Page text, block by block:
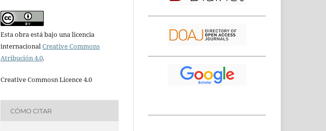
Esta obra está bajo una licencia
internacionalCreative Commons
Atribución 4.0.
Creative Commosn Licence 4.0
CÓMO CITAR